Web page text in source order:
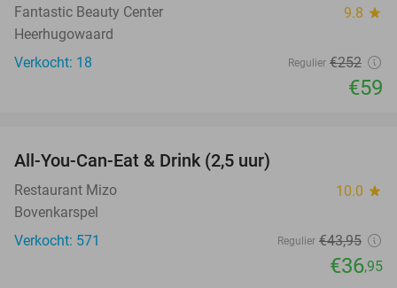
Fantastic Beauty Center 9.8 star
Heerhugowaard
Verkocht: 18
Regulier €252
€59
All-You-Can-Eat & Drink (2,5 uur)
Restaurant Mizo 10.0 star
Bovenkarspel
Verkocht: 571
Regulier €43,95
€36,95